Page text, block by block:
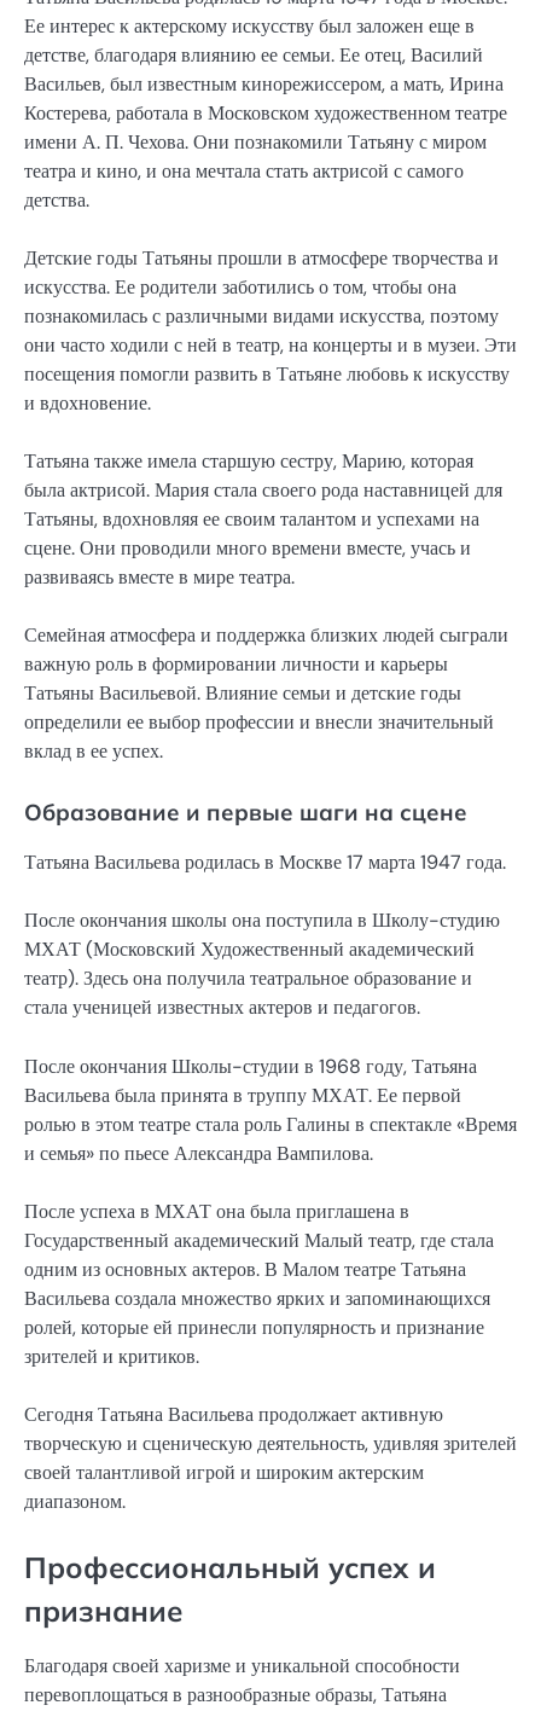
Ее интерес к актерскому искусству был заложен еще в
детстве, благодаря влиянию ее семьи. Ее отец, Василий
Васильев, был известным кинорежиссером, а мать, Ирина
Костерева, работала в Московском художественном театре
имени А. П. Чехова. Они познакомили Татьяну с миром
театра и кино, и она мечтала стать актрисой с самого
детства.
Детские годы Татьяны прошли в атмосфере творчества и
искусства. Ее родители заботились о том, чтобы она
познакомилась с различными видами искусства, поэтому
они часто ходили с ней в театр, на концерты и в музеи. Эти
посещения помогли развить в Татьяне любовь к искусству
и вдохновение.
Татьяна также имела старшую сестру, Марию, которая
была актрисой. Мария стала своего рода наставницей для
Татьяны, вдохновляя ее своим талантом и успехами на
сцене. Они проводили много времени вместе, учась и
развиваясь вместе в мире театра.
Семейная атмосфера и поддержка близких людей сыграли
важную роль в формировании личности и карьеры
Татьяны Васильевой. Влияние семьи и детские годы
определили ее выбор профессии и внесли значительный
вклад в ее успех.
Образование и первые шаги на сцене
Татьяна Васильева родилась в Москве 17 марта 1947 года.
После окончания школы она поступила в Школу-студию
МХАТ (Московский Художественный академический
театр). Здесь она получила театральное образование и
стала ученицей известных актеров и педагогов.
После окончания Школы-студии в 1968 году, Татьяна
Васильева была принята в труппу МХАТ. Ее первой
ролью в этом театре стала роль Галины в спектакле «Время
и семья» по пьесе Александра Вампилова.
После успеха в МХАТ она была приглашена в
Государственный академический Малый театр, где стала
одним из основных актеров. В Малом театре Татьяна
Васильева создала множество ярких и запоминающихся
ролей, которые ей принесли популярность и признание
зрителей и критиков.
Сегодня Татьяна Васильева продолжает активную
творческую и сценическую деятельность, удивляя зрителей
своей талантливой игрой и широким актерским
диапазоном.
Профессиональный успех и
признание
Благодаря своей харизме и уникальной способности
перевоплощаться в разнообразные образы, Татьяна